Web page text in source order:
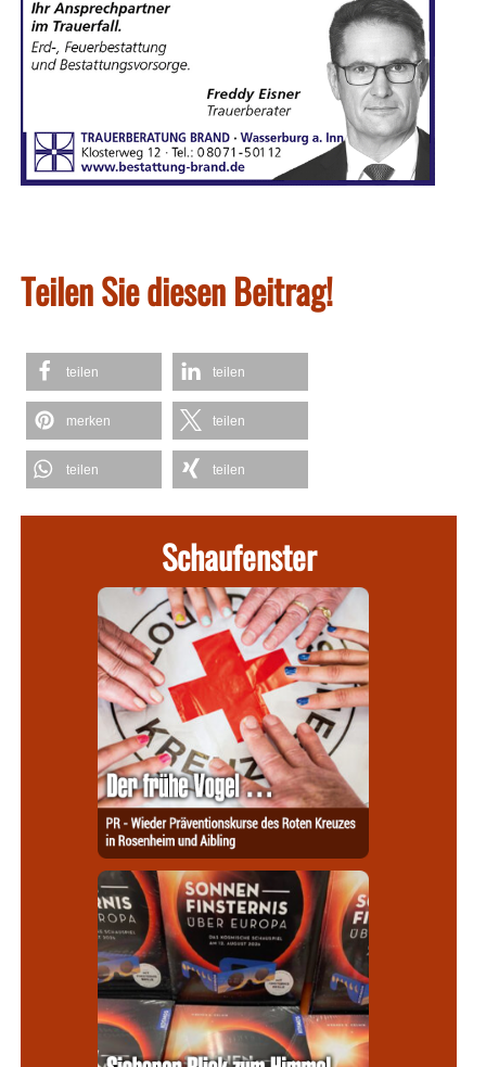
Teilen Sie diesen Beitrag!
teilen teilen
merken teilen
teilen teilen
Schaufenster